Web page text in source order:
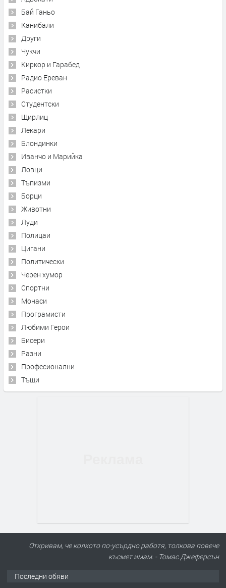
Бай Ганьо
Канибали
Други
Чукчи
Киркор и Гарабед
Радио Ереван
Расистки
Студентски
Щирлиц
Лекари
Блондинки
Иванчо и Марийка
Ловци
Тъпизми
Борци
Животни
Луди
Полицаи
Цигани
Политически
Черен хумор
Спортни
Монаси
Програмисти
Любими Герои
Бисери
Разни
Професионални
Тъщи
Откривам, че колкото по-усърдно работя, толкова повече
късмет имам. - Томас Джеферсън
Последни обяви